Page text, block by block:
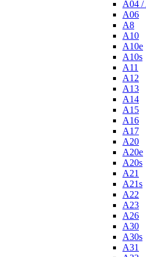
A04 /
A06
A8
A10
A10e
A10s
A11
A12
A13
A14
A15
A16
A17
A20
A20e
A20s
A21
A21s
A22
A23
A26
A30
A30s
A31